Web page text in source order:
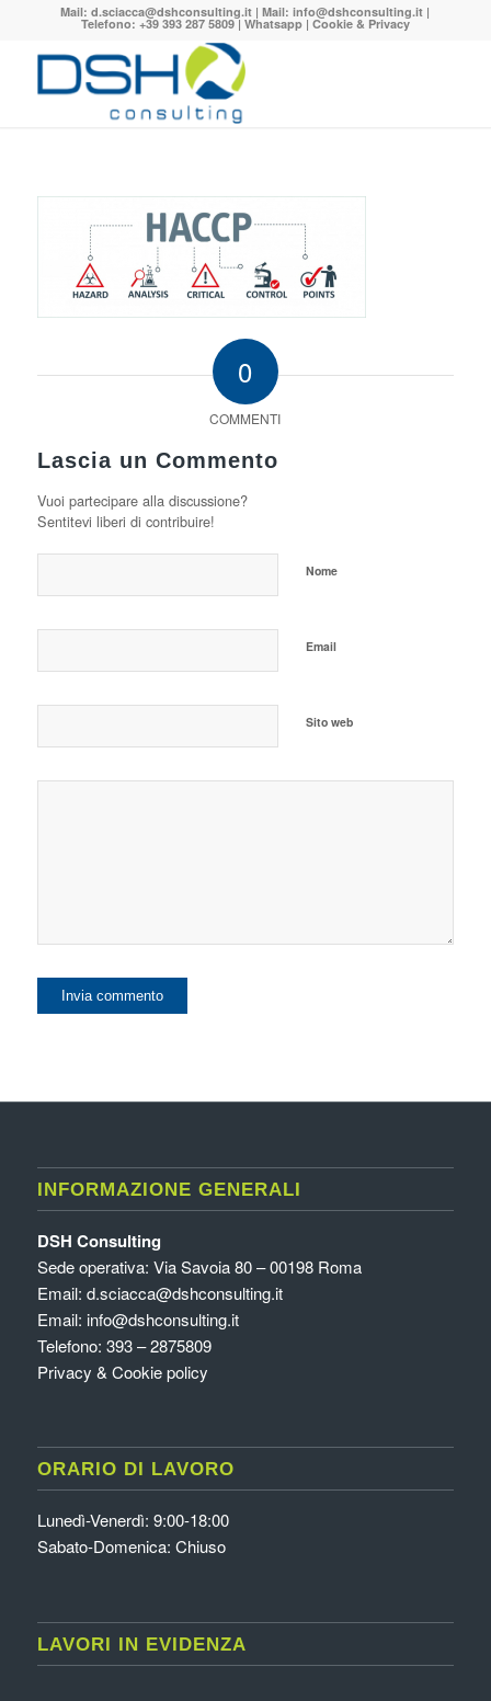
Mail:d.sciacca@dshconsulting.it | Mail:info@dshconsulting.it |
Telefono: +39 393 287 5809 | Whatsapp| Cookie & Privacy
0
COMMENTI
Lascia un Commento
Vuoi partecipare alla discussione?
Sentitevi liberi di contribuire!
Nome
Email
Sito web
INFORMAZIONE GENERALI
DSH Consulting
Sede operativa: Via Savoia 80 – 00198 Roma
Email: d.sciacca@dshconsulting.it
Email: info@dshconsulting.it
Telefono: 393 – 2875809
Privacy & Cookie policy
ORARIO DI LAVORO
Lunedì-Venerdì: 9:00-18:00
Sabato-Domenica: Chiuso
LAVORI IN EVIDENZA